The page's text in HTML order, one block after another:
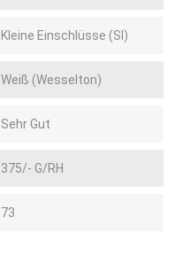
Kleine Einschlüsse (SI)
Weiß (Wesselton)
Sehr Gut
375/- G/RH
73